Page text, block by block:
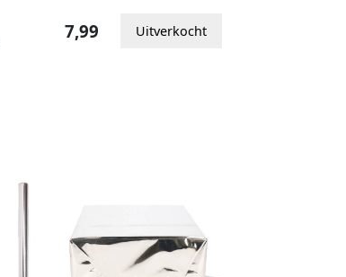
7,99 Uitverkocht